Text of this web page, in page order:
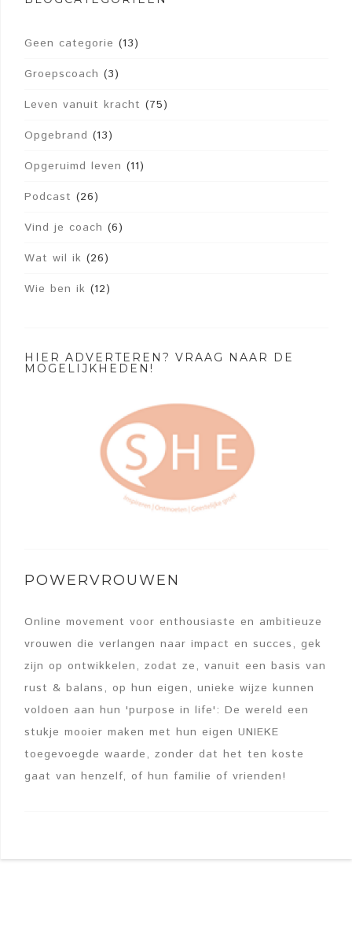
Geen categorie (13)
Groepscoach (3)
Leven vanuit kracht (75)
Opgebrand (13)
Opgeruimd leven (11)
Podcast (26)
Vind je coach (6)
Wat wil ik (26)
Wie ben ik (12)
HIER ADVERTEREN? VRAAG NAAR DE
MOGELIJKHEDEN!
POWERVROUWEN
Online movement voor enthousiaste en ambitieuze
vrouwen die verlangen naar impact en succes, gek
zijn op ontwikkelen, zodat ze, vanuit een basis van
rust & balans, op hun eigen, unieke wijze kunnen
voldoen aan hun 'purpose in life': De wereld een
stukje mooier maken met hun eigen UNIEKE
toegevoegde waarde, zonder dat het ten koste
gaat van henzelf, of hun familie of vrienden!